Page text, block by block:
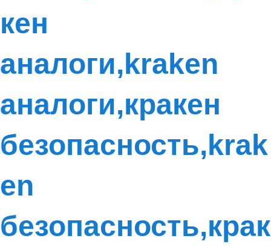
кен
аналоги,kraken
аналоги,кракен
безопасность,krak
en
безопасность,крак